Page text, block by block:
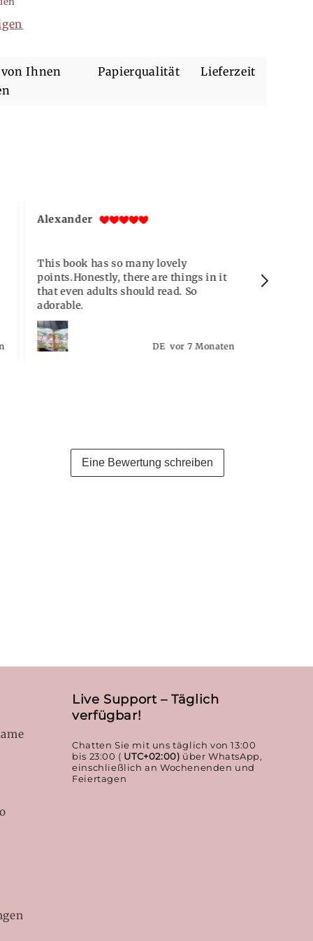
Ihnen
Papierqualität Lieferzeit
Alexander
This book has so many lovely
points.Honestly, there are things in it
that even adults should read. So
adorable.
DE vor 7 Monaten
Eine Bewertung schreiben
Live Support – Täglich
verfügbar!
Chatten Sie mit uns täglich von 13:00
bis 23:00 ( UTC+02:00) über WhatsApp,
einschließlich an Wochenenden und
Feiertagen